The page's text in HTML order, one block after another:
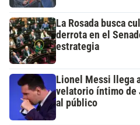
La Rosada busca
derrota en el
estrategia
Lionel Messi llega
velatorio íntimo de
al público